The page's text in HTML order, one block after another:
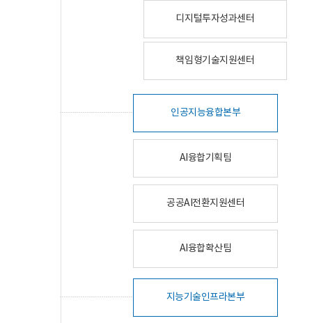
디지털투자성과센터
책임형기술지원센터
인공지능융합본부
AI융합기획팀
공공AI전환지원센터
AI융합확산팀
지능기술인프라본부